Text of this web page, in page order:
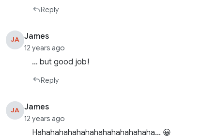
Reply
JA James
12 years ago
… but good job!
Reply
JA James
12 years ago
Hahahahahahahahahahahahahaha… 😀